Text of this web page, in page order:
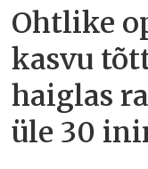
Ohtlike
kasvu
haiglas
üle 30